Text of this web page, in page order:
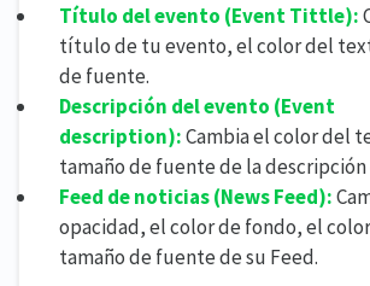
Título del evento (Event Tittle):
título de tu evento, el color del
de fuente.
Descripción del evento (Event
description):Cambia el color del
tamaño de fuente de la
Feed de noticias (News Feed):
opacidad, el color de fondo, el
tamaño de fuente de su Feed.